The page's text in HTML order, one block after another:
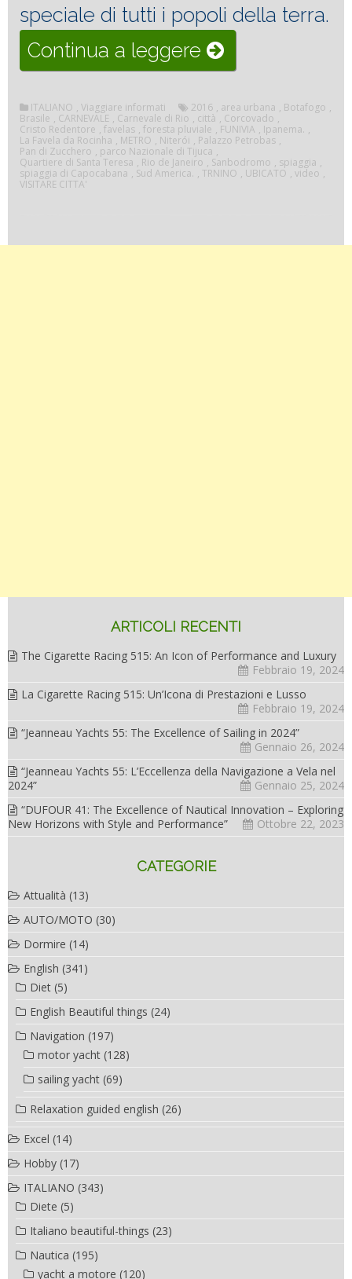
speciale di tutti i popoli della terra.
Continua a leggere “Visitare
Rio
de
Janeiro”
ITALIANO , Viaggiare informati 2016 , area urbana , Botafogo ,
Brasile , CARNEVALE , Carnevale di Rio , città , Corcovado ,
Cristo Redentore , favelas , foresta pluviale , FUNIVIA , Ipanema. ,
La Favela da Rocinha , METRO , Niterói , Palazzo Petrobas ,
Pan di Zucchero , parco Nazionale di Tijuca ,
Quartiere di Santa Teresa , Rio de Janeiro , Sanbodromo , spiaggia ,
spiaggia di Capocabana , Sud America. , TRNINO , UBICATO , video ,
VISITARE CITTA'
ARTICOLI RECENTI
The Cigarette Racing 515: An Icon of Performance and Luxury
Febbraio 19, 2024
La Cigarette Racing 515: Un’Icona di Prestazioni e Lusso
Febbraio 19, 2024
“Jeanneau Yachts 55: The Excellence of Sailing in 2024”
Gennaio 26, 2024
“Jeanneau Yachts 55: L’Eccellenza della Navigazione a Vela nel
2024”
Gennaio 25, 2024
“DUFOUR 41: The Excellence of Nautical Innovation – Exploring
New Horizons with Style and Performance”
Ottobre 22, 2023
CATEGORIE
Attualità (13)
AUTO/MOTO (30)
Dormire (14)
English (341)
Diet (5)
English Beautiful things (24)
Navigation (197)
motor yacht (128)
sailing yacht (69)
Relaxation guided english (26)
Excel (14)
Hobby (17)
ITALIANO (343)
Diete (5)
Italiano beautiful-things (23)
Nautica (195)
yacht a motore (120)